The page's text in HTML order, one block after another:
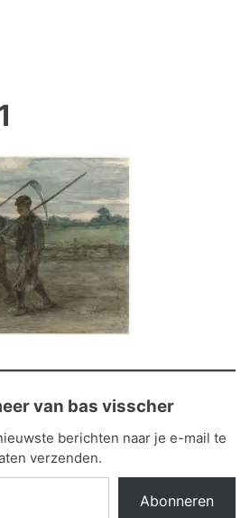
van bas visscher
berichten naar je e-mail te
verzenden.
Abonneren